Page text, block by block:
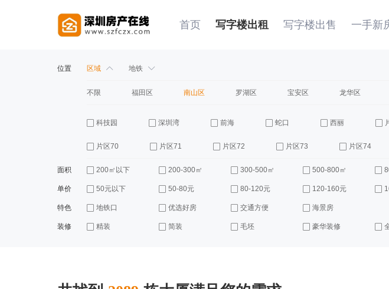
首页 写字楼出租 写字楼出售 一手新
位置 区域 地铁
不限 福田区 南山区 罗湖区 宝安区 龙华区
科技园 深圳湾 前海 蛇口 西丽
片区70 片区71 片区72 片区73 片区74
面积 200㎡以下 200-300㎡ 300-500㎡ 500-800㎡
单价 50元以下 50-80元 80-120元 120-160元
特色 地铁口 优选好房 交通方便 海景房
装修 精装 简装 毛坯 豪华装修